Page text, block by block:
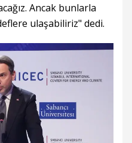
Ancak bunlarla
ulaşabiliriz" dedi.